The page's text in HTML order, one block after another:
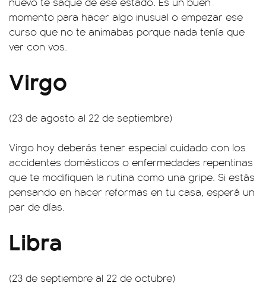
momento para hacer algo inusual o empezar ese
curso que no te animabas porque nada tenía que
ver con vos.
Virgo
(23 de agosto al 22 de septiembre)
Virgo hoy deberás tener especial cuidado con los
accidentes domésticos o enfermedades repentinas
que te modifiquen la rutina como una gripe. Si estás
pensando en hacer reformas en tu casa, esperá un
par de días.
Libra
(23 de septiembre al 22 de octubre)